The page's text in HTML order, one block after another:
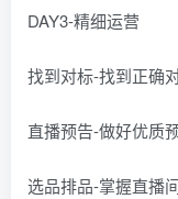
DAY3-精细运营
找到对标-找到正确
直播预告-做好优质
选品排品-掌握直播